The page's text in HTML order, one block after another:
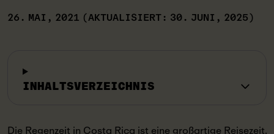
26. MAI, 2021 (AKTUALISIERT: 30. JUNI, 2025)
INHALTSVERZEICHNIS